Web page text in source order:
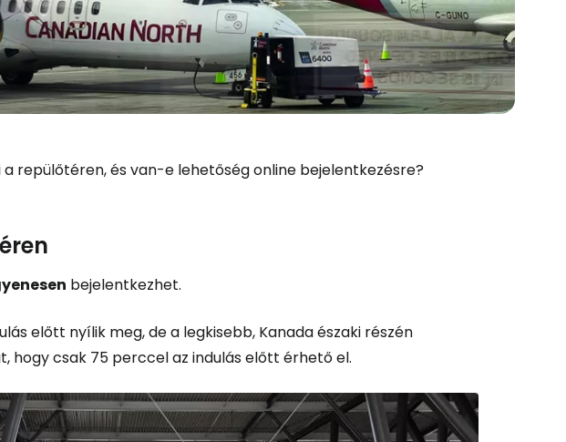
repülőtéren, és van-e lehetőség online bejelentkezésre?
bejelentkezhet.
előtt nyílik meg, de a legkisebb, Kanada északi részén
csak 75 perccel az indulás előtt érhető el.